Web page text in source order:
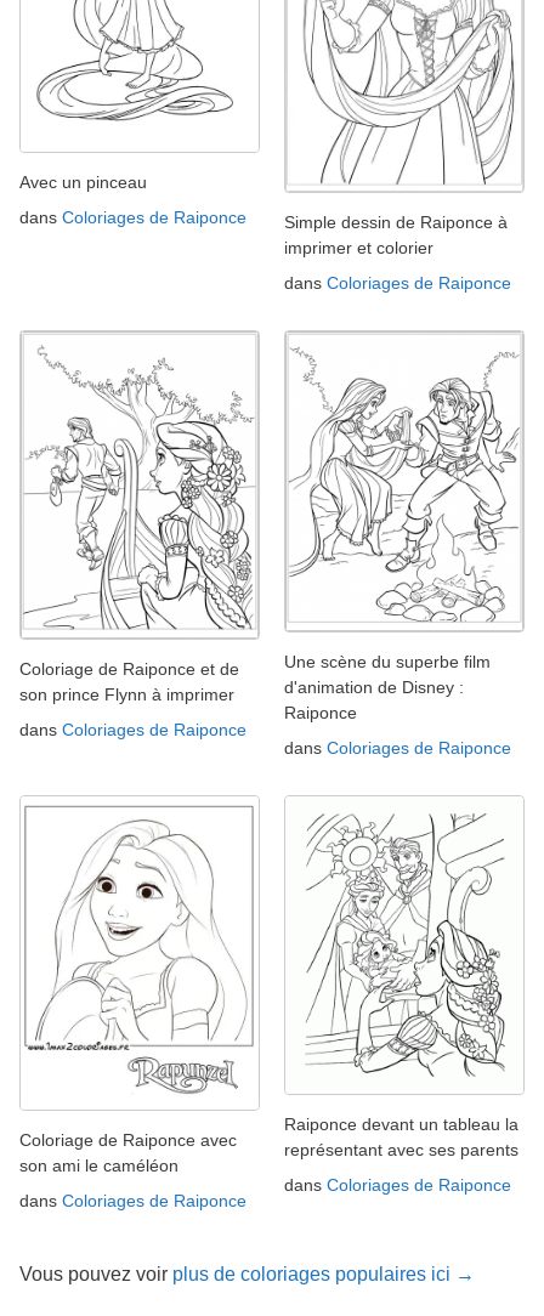
Avec un pinceau
dans Coloriages de Raiponce
Simple dessin de Raiponce à
imprimer et colorier
dans Coloriages de Raiponce
Coloriage de Raiponce et de
son prince Flynn à imprimer
dans Coloriages de Raiponce
Une scène du superbe film
d'animation de Disney :
Raiponce
dans Coloriages de Raiponce
Coloriage de Raiponce avec
son ami le caméléon
dans Coloriages de Raiponce
Raiponce devant un tableau la
représentant avec ses parents
dans Coloriages de Raiponce
Vous pouvez voir plus de coloriages populaires ici →